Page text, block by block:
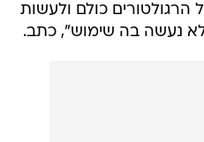
כולם ולעשות
נעשה בה שימוש", כתב.